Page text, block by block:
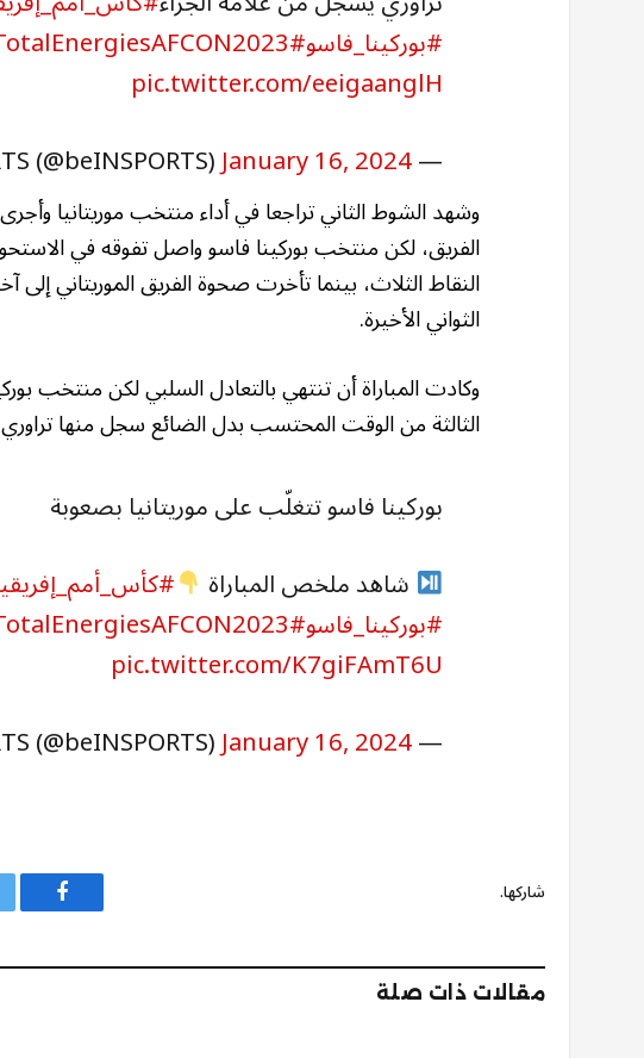
#بوركينا_فاسو#TotalEnergiesAFCON2023
pic.twitter.com/eeigaanglH
— beIN SPORTS (@beINSPORTS)
January 16, 2024
وشهد الشوط الثاني تراجعا في أداء منتخب موريتانيا
الفريق، لكن منتخب بوركينا فاسو واصل تفوقه في
النقاط الثلاث، بينما تأخرت صحوة الفريق الموريتاني إلى
الثواني الأخيرة.
وكادت المباراة أن تنتهي بالتعادل السلبي لكن منتخب
الثالثة من الوقت المحتسب بدل الضائع سجل منها تراوري
بوركينا فاسو تتغلّب على موريتانيا بصعوبة
شاهد ملخص المباراة
#بوركينا_فاسو#TotalEnergiesAFCON2023
pic.twitter.com/K7giFAmT6U
— beIN SPORTS (@beINSPORTS)
January 16, 2024
شاركها.
مقالات ذات صلة